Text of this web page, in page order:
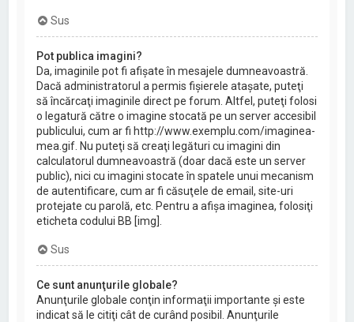
Sus
Pot publica imagini?
Da, imaginile pot fi afişate în mesajele dumneavoastră.
Dacă administratorul a permis fişierele ataşate, puteţi
să încărcaţi imaginile direct pe forum. Altfel, puteţi folosi
o legatură către o imagine stocată pe un server accesibil
publicului, cum ar fi http://www.exemplu.com/imaginea-
mea.gif. Nu puteţi să creaţi legături cu imagini din
calculatorul dumneavoastră (doar dacă este un server
public), nici cu imagini stocate în spatele unui mecanism
de autentificare, cum ar fi căsuţele de email, site-uri
protejate cu parolă, etc. Pentru a afişa imaginea, folosiţi
eticheta codului BB [img].
Sus
Ce sunt anunţurile globale?
Anunţurile globale conţin informaţii importante şi este
indicat să le citiţi cât de curând posibil. Anunţurile